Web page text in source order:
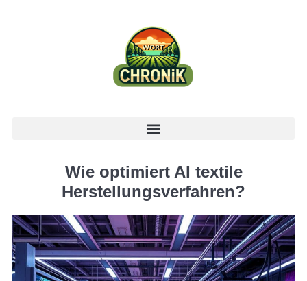
Wie optimiert AI textile
Herstellungsverfahren?